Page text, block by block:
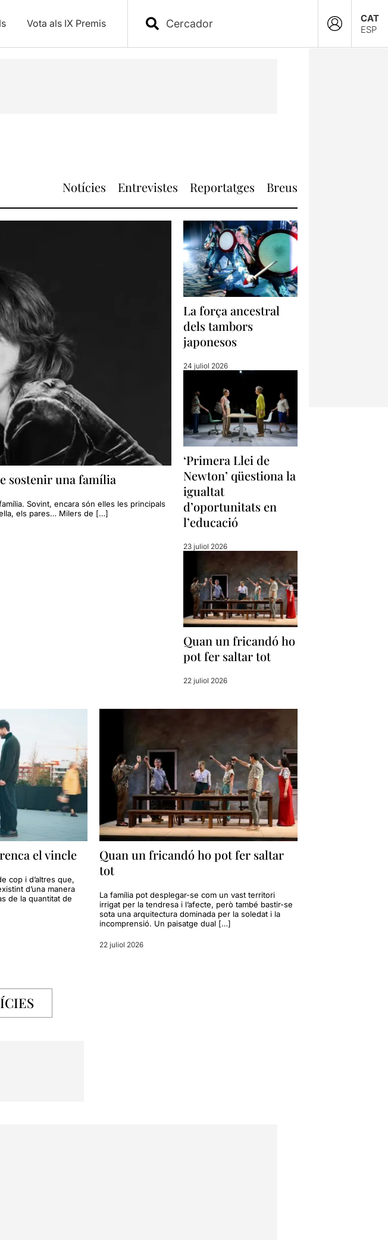
Vota als IX Premis
CAT
ESP
Notícies Entrevistes Reportatges Breus
sostenir una família
Sovint, encara són elles les principals
els pares… Milers de […]
La força ancestral
dels tambors
japonesos
24 juliol 2026
‘Primera Llei de
Newton’ qüestiona la
igualtat
d’oportunitats en
l’educació
23 juliol 2026
Quan un fricandó ho
pot fer saltar tot
22 juliol 2026
el vincle
cop i d’altres que,
d’una manera
de la quantitat de
Quan un fricandó ho pot fer saltar
tot
La família pot desplegar-se com un vast territori
irrigat per la tendresa i l’afecte, però també bastir-se
sota una arquitectura dominada per la soledat i la
incomprensió. Un paisatge dual […]
22 juliol 2026